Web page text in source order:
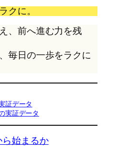
クに。
、前へ進む力を残
毎日の一歩をラクに
証データ
実証データ
ら始まるか